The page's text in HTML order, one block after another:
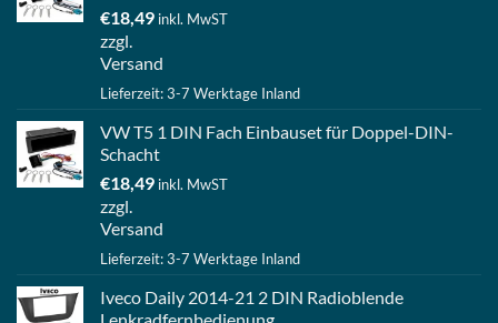
€18,49 inkl. MwST
zzgl.
Versand
Lieferzeit: 3-7 Werktage Inland
VW T5 1 DIN Fach Einbauset für Doppel-DIN-
Schacht
€18,49 inkl. MwST
zzgl.
Versand
Lieferzeit: 3-7 Werktage Inland
Iveco Daily 2014-21 2 DIN Radioblende
Lenkradfernbedienung